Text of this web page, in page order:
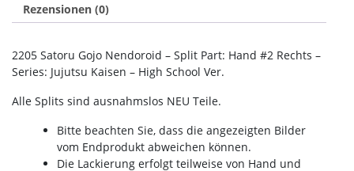
Rezensionen (0)
2205 Satoru Gojo Nendoroid – Split Part: Hand #2 Rechts –
Series: Jujutsu Kaisen – High School Ver.
Alle Splits sind ausnahmslos NEU Teile.
Bitte beachten Sie, dass die angezeigten Bilder
vom Endprodukt abweichen können.
Die Lackierung erfolgt teilweise von Hand und